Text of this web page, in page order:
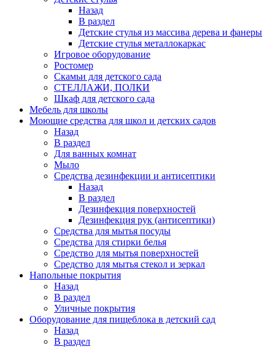
Назад
В раздел
Детские стулья из массива дерева и фанеры
Детские стулья металлокаркас
Игровое оборудование
Ростомер
Скамьи для детского сада
СТЕЛЛАЖИ, ПОЛКИ
Шкаф для детского сада
Мебель для школы
Моющие средства для школ и детских садов
Назад
В раздел
Для ванных комнат
Мыло
Средства дезинфекции и антисептики
Назад
В раздел
Дезинфекция поверхностей
Дезинфекция рук (антисептики)
Средства для мытья посуды
Средства для стирки белья
Средство для мытья поверхностей
Средство для мытья стекол и зеркал
Напольные покрытия
Назад
В раздел
Уличные покрытия
Оборудование для пищеблока в детский сад
Назад
В раздел